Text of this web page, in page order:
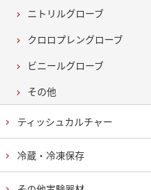
ニトリルグローブ
クロロプレングローブ
ビニールグローブ
その他
ティッシュカルチャー
冷蔵・冷凍保存